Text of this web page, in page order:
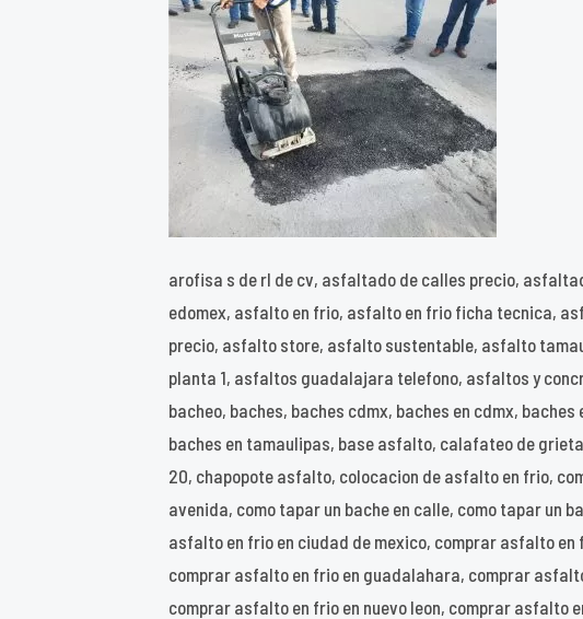
arofisa s de rl de cv, asfaltado de calles precio,
edomex, asfalto en frio, asfalto en frio ficha tecnica,
precio, asfalto store, asfalto sustentable, asfalto
planta 1, asfaltos guadalajara telefono, asfaltos y
bacheo, baches, baches cdmx, baches en cdmx,
baches en tamaulipas, base asfalto, calafateo de
20, chapopote asfalto, colocacion de asfalto en frio,
avenida, como tapar un bache en calle, como tapar un
asfalto en frio en ciudad de mexico, comprar asfalto
comprar asfalto en frio en guadalahara, comprar
comprar asfalto en frio en nuevo leon, comprar asfalto